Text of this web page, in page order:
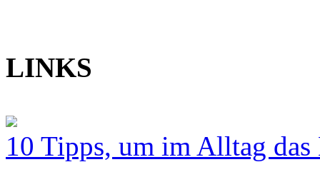
LINKS
10 Tipps, um im Alltag